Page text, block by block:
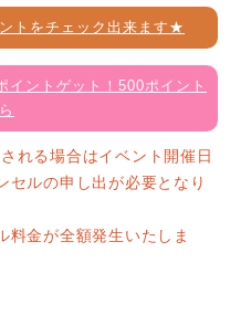
トをチェック出来ます★
イントゲット！500ポイント
れる場合はイベント開催日
セルの申し出が必要となり
料金が全額発生いたしま